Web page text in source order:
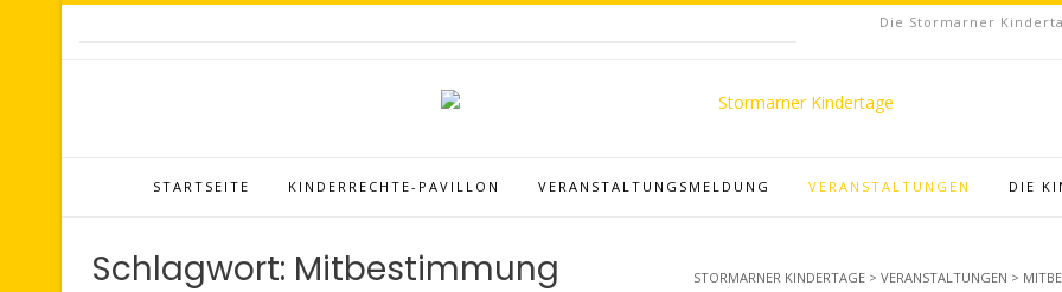
Die Stormarner
STARTSEITE KINDERRECHTE-PAVILLON VERANSTALTUNGSMELDUNG VERANSTALTUNGEN DIE
Schlagwort: Mitbestimmung STORMARNER KINDERTAGE > VERANSTALTUNGEN >